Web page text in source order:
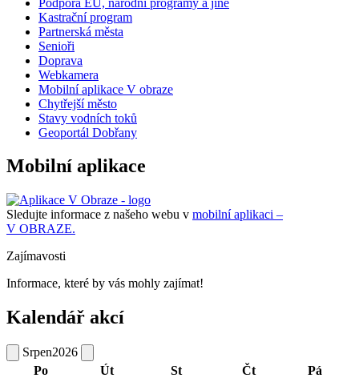
Kastrační program
Partnerská města
Senioři
Doprava
Webkamera
Mobilní aplikace V obraze
Chytřejší město
Stavy vodních toků
Geoportál Dobřany
Mobilní aplikace
Sledujte informace z našeho webu v mobilní aplikaci –
V OBRAZE.
Zajímavosti
Informace, které by vás mohly zajímat!
Kalendář akcí
Srpen2026
Po
Út St Čt Pá